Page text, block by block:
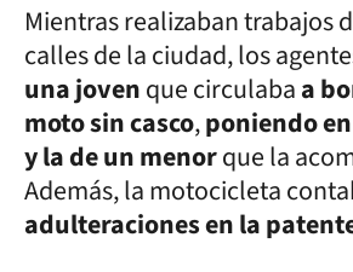
Mientras realizaban trabajos
calles de la ciudad, los
una jovenque circulabaa
moto sin casco,poniendo
y la de un menorque la
Además, la motocicleta
adulteraciones en la